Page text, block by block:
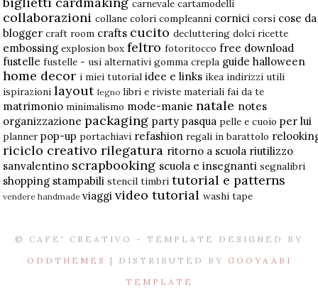
carnevale cartamodelli
collaborazioni collane colori compleanni cornici corsi cose da
blogger craft room crafts cucito decluttering dolci ricette
embossing explosion box feltro fotoritocco free download
fustelle fustelle - usi alternativi gomma crepla guide halloween
home decor i miei tutorial idee e links ikea indirizzi utili
ispirazioni layout legno libri e riviste materiali fai da te
matrimonio minimalismo mode-manie natale notes
organizzazione packaging party pasqua pelle e cuoio per lui
planner pop-up portachiavi refashion regali in barattolo
riciclo creativo rilegatura ritorno a scuola riutilizzo
sanvalentino scrapbooking scuola e insegnanti segnalibri
shopping stampabili stencil timbri tutorial e patterns
vendere handmade viaggi video tutorial washi tape
© CAFE' CREATIVO - TEMPLATE DESIGNED BY
ODDTHEMES
| DISTRIBUTED BY GOOYAABI
TEMPLATE